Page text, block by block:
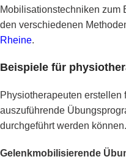
Mobilisationstechniken zum
den verschiedenen
Rheine.
Beispiele für
Physiotherapeuten erstellen
auszuführende
durchgeführt werden
Gelenkmobilisierende